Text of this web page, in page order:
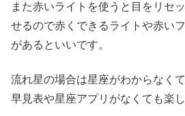
また赤いライトを使うと目をリセ
せるので赤くできるライトや赤い
があるといいです。
流れ星の場合は星座がわからなく
早見表や星座アプリがなくても楽し